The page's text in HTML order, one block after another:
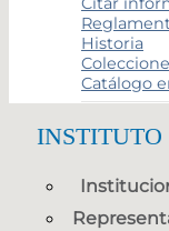
Historia
Catálogo
INSTITUTO